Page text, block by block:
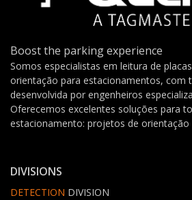
Boost the parking experience
Somos especialistas em leitura de
orientação para estacionamentos, com
desenvolvida por engenheiros
Oferecemos excelentes soluções para
estacionamento: projetos de orientação
DIVISIONS
DETECTION DIVISION